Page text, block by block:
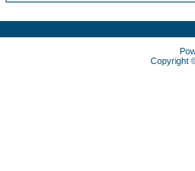
Copyright